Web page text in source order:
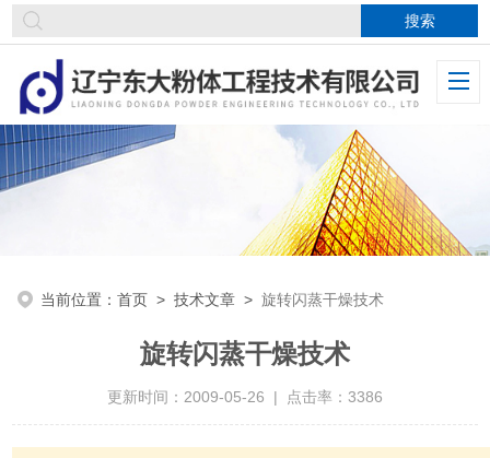
当前位置：首页 >技术文章 >旋转闪蒸干燥技术
旋转闪蒸干燥技术
更新时间：2009-05-26 | 点击率：3386